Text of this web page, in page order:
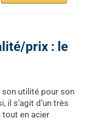
prix : le
utilité pour son
il s’agit d’un très
tout en acier